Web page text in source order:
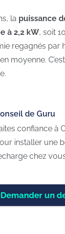
la puissance
à 2,2 kW, soit
regagnés par
moyenne.
de Guru
confiance à
installer une
chez
Demander un